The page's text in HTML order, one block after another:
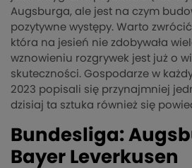
Augsburga, ale jest na czym
pozytywne występy. Warto
która na jesień nie zdobywała
wznowieniu rozgrywek jest już o
skuteczności. Gospodarze w
2023 popisali się przynajmniej
dzisiaj ta sztuka również się
Bundesliga:
Bayer Leverkusen